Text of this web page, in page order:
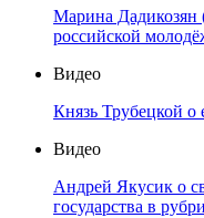
Марина Дадикозян
российской
Видео
Князь Трубецкой о
Видео
Андрей Якусик о
государства в